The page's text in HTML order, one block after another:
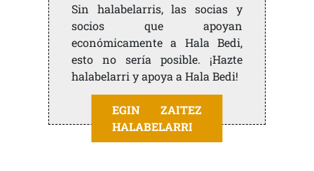
Sin halabelarris, las socias y
socios que apoyan
económicamente a Hala Bedi,
esto no sería posible. ¡Hazte
halabelarri y apoya a Hala Bedi!
EGIN ZAITEZ
HALABELARRI